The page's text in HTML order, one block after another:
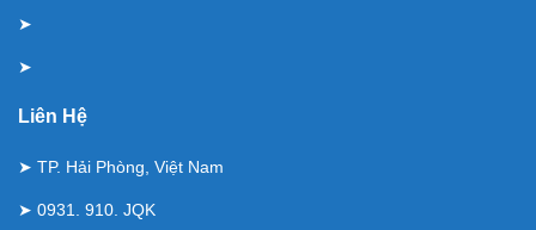
➤
➤
Liên Hệ
➤ TP. Hải Phòng, Việt Nam
➤ 0931. 910. JQK